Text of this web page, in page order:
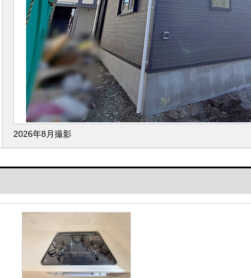
2026年8月撮影